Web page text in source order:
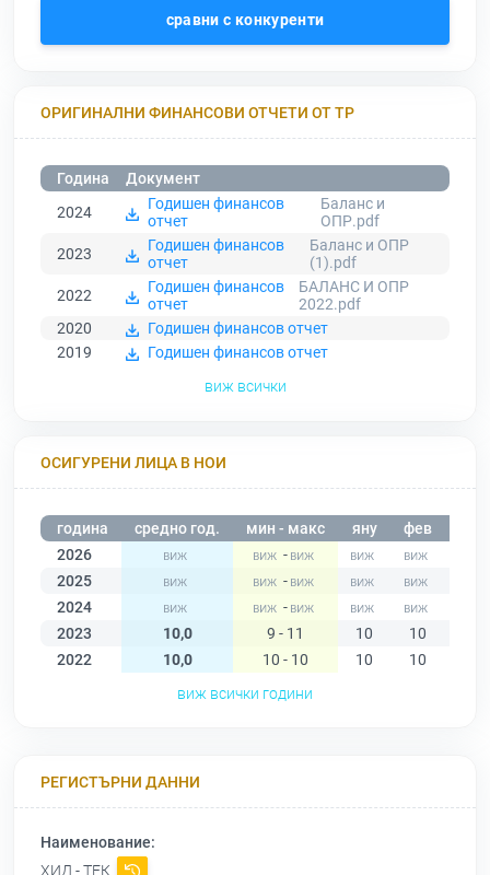
сравни с конкуренти
ОРИГИНАЛНИ ФИНАНСОВИ ОТЧЕТИ ОТ ТР
Година
Документ
2024
Годишен финансов
отчет
Баланс и
ОПР.pdf
2023
Годишен финансов
отчет
Баланс и ОПР
(1).pdf
2022
Годишен финансов
отчет
БАЛАНС И ОПР
2022.pdf
2020
Годишен финансов отчет
2019
Годишен финансов отчет
виж всички
ОСИГУРЕНИ ЛИЦА В НОИ
година средно год. мин - макс яну фев
2026
-
2025
-
2024
-
2023
10,0 9 - 11 10 10
2022
10,0 10 - 10 10 10
виж всички години
РЕГИСТЪРНИ ДАННИ
Наименование:
ХИД - ТЕК